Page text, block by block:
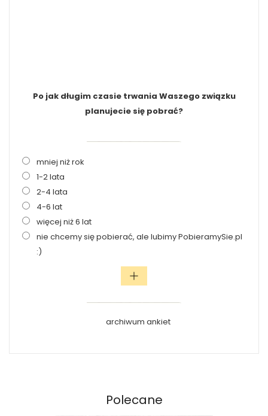
Po jak długim czasie trwania Waszego związku
planujecie się pobrać?
mniej niż rok
1-2 lata
2-4 lata
4-6 lat
więcej niż 6 lat
nie chcemy się pobierać, ale lubimy PobieramySie.pl
:)
archiwum ankiet
Polecane